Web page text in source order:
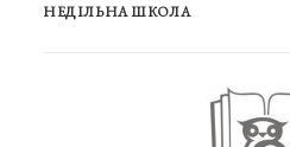
НЕДІЛЬНА ШКОЛА